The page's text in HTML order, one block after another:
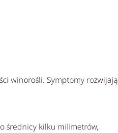
winorośli. Symptomy rozwijają
średnicy kilku milimetrów,